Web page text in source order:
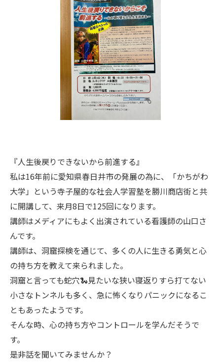
『人生後戻りできないから前進する』
私は16年前に愛知県春日井市の発展の為に、「かちがわ
大学」という寺子屋的な社会人学習塾を勝川商店街と共
に開講して、来月8日で125回になります。
講師はメディアにもよく出演されている看護師の山口さ
んです。
講師は、洞窟探検を通じて、多くの人に生きる勇気と心
の持ち方を教えて来られました。
洞窟と言っても蛇穴🐍見たいな狭い寝返りすら打てない
小さなトンネルも多く、急に怖くなりパニックになるこ
ともあったようです。
そんな時、心の持ち方やコントロールを学んだそうで
す。
是非話を聞いてみませんか？